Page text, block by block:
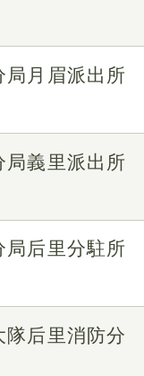
局月眉派出所
局義里派出所
局后里分駐所
隊后里消防分